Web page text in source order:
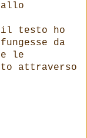
testo ho
da
le
attraverso